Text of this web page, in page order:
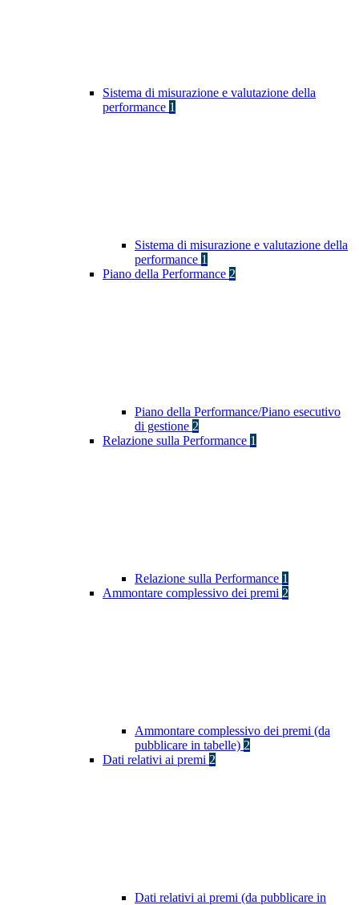
Sistema di misurazione e valutazione della
performance 1
Sistema di misurazione e valutazione della
performance 1
Piano della Performance 2
Piano della Performance/Piano esecutivo
di gestione 2
Relazione sulla Performance 1
Relazione sulla Performance 1
Ammontare complessivo dei premi 2
Ammontare complessivo dei premi (da
pubblicare in tabelle) 2
Dati relativi ai premi 2
Dati relativi ai premi (da pubblicare in